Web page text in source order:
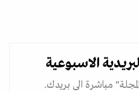
الاسبوعية
مباشرة الى بريدك.